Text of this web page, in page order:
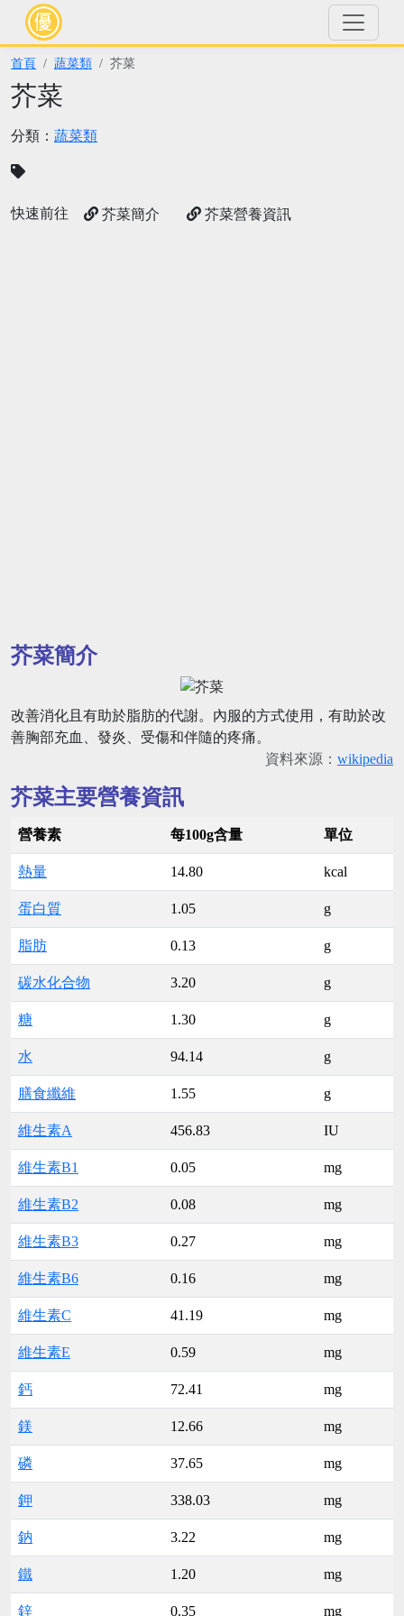
首頁 蔬菜類 芥菜
芥菜
分類： 蔬菜類
快速前往 芥菜簡介 芥菜營養資訊
芥菜簡介
改善消化且有助於脂肪的代謝。內服的方式使用，有助於改
善胸部充血、發炎、受傷和伴隨的疼痛。
資料來源： wikipedia
芥菜主要營養資訊
營養素 每100g含量 單位
熱量 14.80 kcal
蛋白質 1.05 g
脂肪 0.13 g
碳水化合物 3.20 g
糖 1.30 g
水 94.14 g
膳食纖維 1.55 g
維生素A 456.83 IU
維生素B1 0.05 mg
維生素B2 0.08 mg
維生素B3 0.27 mg
維生素B6 0.16 mg
維生素C 41.19 mg
維生素E 0.59 mg
鈣 72.41 mg
鎂 12.66 mg
磷 37.65 mg
鉀 338.03 mg
鈉 3.22 mg
鐵 1.20 mg
鋅 0.35 mg